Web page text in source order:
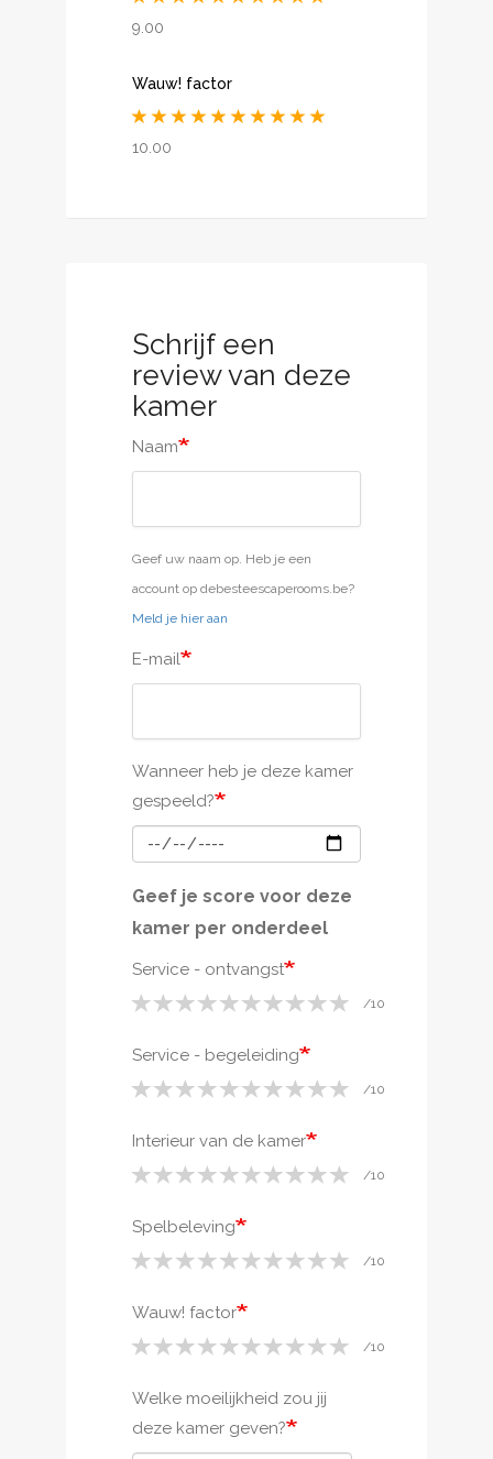
9.00
Wauw! factor
10.00
Schrijf een
review van deze
kamer
Naam
Geef uw naam op. Heb je een
account op debesteescaperooms.be?
Meld je hier aan
E-mail
Wanneer heb je deze kamer
gespeeld?
Geef je score voor deze
kamer per onderdeel
Service - ontvangst
Service - begeleiding
Interieur van de kamer
Spelbeleving
Wauw! factor
Welke moeilijkheid zou jij
deze kamer geven?